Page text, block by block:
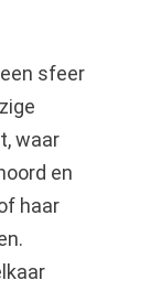
sfeer
waar
en
haar